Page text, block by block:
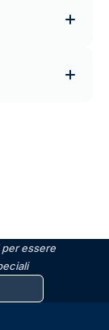
per essere